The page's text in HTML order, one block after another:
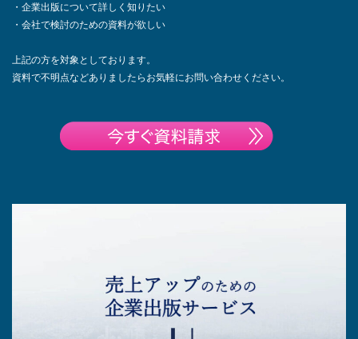
・企業出版について詳しく知りたい
・会社で検討のための資料が欲しい
上記の方を対象としております。
資料で不明点などありましたらお気軽にお問い合わせください。